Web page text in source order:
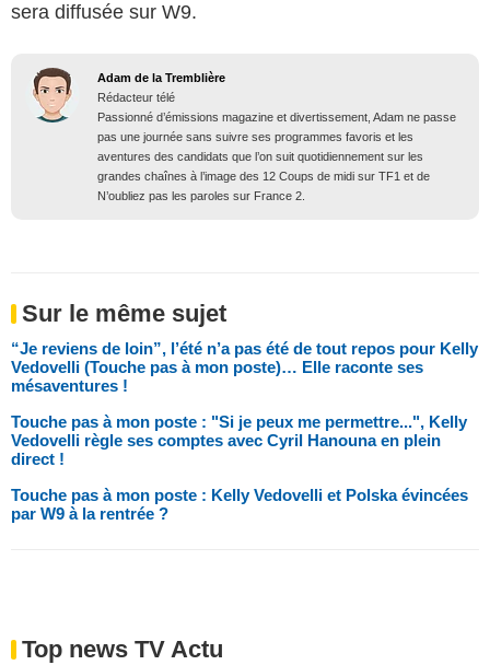
sera diffusée sur W9.
Adam de la Tremblière
Rédacteur télé
Passionné d’émissions magazine et divertissement, Adam ne passe
pas une journée sans suivre ses programmes favoris et les
aventures des candidats que l’on suit quotidiennement sur les
grandes chaînes à l’image des 12 Coups de midi sur TF1 et de
N’oubliez pas les paroles sur France 2.
Sur le même sujet
“Je reviens de loin”, l’été n’a pas été de tout repos pour Kelly
Vedovelli (Touche pas à mon poste)… Elle raconte ses
mésaventures !
Touche pas à mon poste : "Si je peux me permettre...", Kelly
Vedovelli règle ses comptes avec Cyril Hanouna en plein
direct !
Touche pas à mon poste : Kelly Vedovelli et Polska évincées
par W9 à la rentrée ?
Top news TV Actu